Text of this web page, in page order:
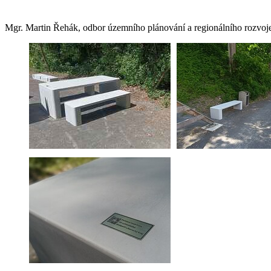
Mgr. Martin Řehák, odbor územního plánování a regionálního